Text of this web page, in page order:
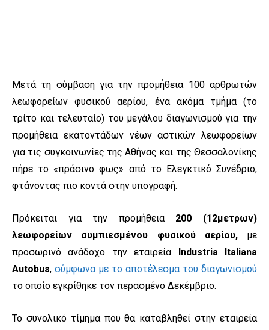
Μετά τη σύμβαση για την προμήθεια 100 αρθρωτών
λεωφορείων φυσικού αερίου, ένα ακόμα τμήμα (το
τρίτο και τελευταίο) του μεγάλου διαγωνισμού για την
προμήθεια εκατοντάδων νέων αστικών λεωφορείων
για τις συγκοινωνίες της Αθήνας και της Θεσσαλονίκης
πήρε το «πράσινο φως» από το Ελεγκτικό Συνέδριο,
φτάνοντας πιο κοντά στην υπογραφή.
Πρόκειται για την προμήθεια 200 (12μετρων)
λεωφορείων συμπιεσμένου φυσικού αερίου,με
προσωρινό ανάδοχο την εταιρεία
Industria Italiana
Autobus, σύμφωνα με το αποτέλεσμα του διαγωνισμού
το οποίο εγκρίθηκε τον περασμένο Δεκέμβριο.
Το συνολικό τίμημα που θα καταβληθεί στην εταιρεία